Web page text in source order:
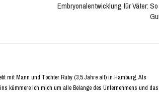
Embryonalentwicklung für Väter:
mit Mann und Tochter Ruby (3,5 Jahre alt) in Hamburg. Als
kümmere ich mich um alle Belange des Unternehmens und